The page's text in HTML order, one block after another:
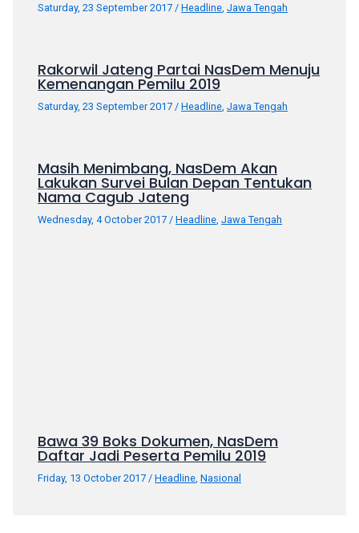
Saturday, 23 September 2017 /Headline ,Jawa Tengah
Rakorwil Jateng Partai NasDem Menuju
Kemenangan Pemilu 2019
Saturday, 23 September 2017 /Headline ,Jawa Tengah
Masih Menimbang, NasDem Akan
Lakukan Survei Bulan Depan Tentukan
Nama Cagub Jateng
Wednesday, 4 October 2017 /Headline ,Jawa Tengah
Bawa 39 Boks Dokumen, NasDem
Daftar Jadi Peserta Pemilu 2019
Friday, 13 October 2017 /Headline ,Nasional